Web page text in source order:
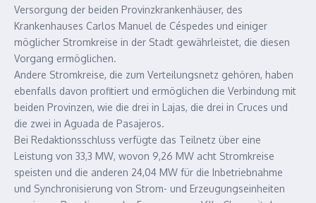
Versorgung der beiden Provinzkrankenhäuser, des
Krankenhauses Carlos Manuel de Céspedes und einiger
möglicher Stromkreise in der Stadt gewährleistet, die diesen
Vorgang ermöglichen.
Andere Stromkreise, die zum Verteilungsnetz gehören, haben
ebenfalls davon profitiert und ermöglichen die Verbindung mit
beiden Provinzen, wie die drei in Lajas, die drei in Cruces und
die zwei in Aguada de Pasajeros.
Bei Redaktionsschluss verfügte das Teilnetz über eine
Leistung von 33,3 MW, wovon 9,26 MW acht Stromkreise
speisten und die anderen 24,04 MW für die Inbetriebnahme
und Synchronisierung von Strom- und Erzeugungseinheiten